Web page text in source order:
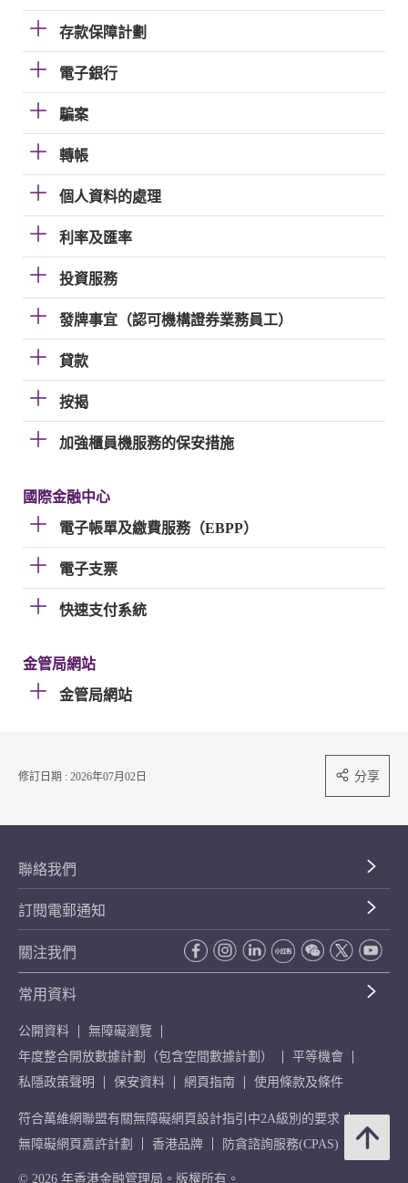
存款保障計劃
電子銀行
騙案
轉帳
個人資料的處理
利率及匯率
投資服務
發牌事宜（認可機構證券業務員工）
貸款
按揭
加強櫃員機服務的保安措施
國際金融中心
電子帳單及繳費服務（EBPP）
電子支票
快速支付系統
金管局網站
金管局網站
修訂日期 : 2026年07月02日 分享
聯絡我們
訂閱電郵通知
關注我們
常用資料
公開資料
無障礙瀏覽
年度整合開放數據計劃（包含空間數據計劃）
平等機會
私隱政策聲明
保安資料 網頁指南 使用條款及條件
符合萬維網聯盟有關無障礙網頁設計指引中2A級別的要求
無障礙網頁嘉許計劃
香港品牌 防貪諮詢服務(CPAS)
© 2026 年香港金融管理局。版權所有。